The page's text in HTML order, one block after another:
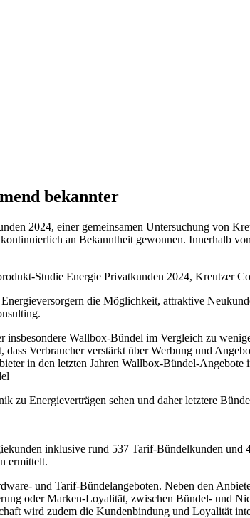
bekannter
2024, einer gemeinsamen Untersuchung von
an Bekanntheit gewonnen. Innerhalb
Studie Energie Privatkunden 2024, Kreutzer
die Möglichkeit, attraktive
Wallbox-Bündel im Vergleich zu
Verbraucher verstärkt über Werbung und
in den letzten Jahren Wallbox-Bündel-
zu Energieverträgen sehen und daher letztere
inklusive rund 537 Tarif-Bündelkunden
ermittelt.
und Tarif-Bündelangeboten. Neben den
oder Marken-Loyalität, zwischen Bündel- und
wird zudem die Kundenbindung und Loyalität